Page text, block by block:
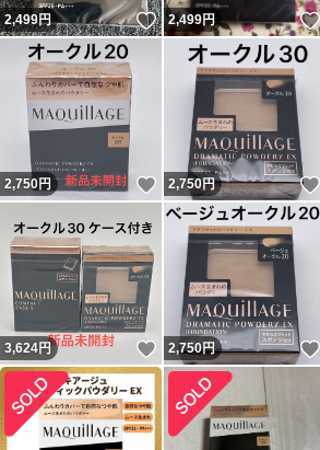
2,499円 いいね！
2,499円
2,750円 いいね！
2,750円
3,624円 いいね！
2,750円